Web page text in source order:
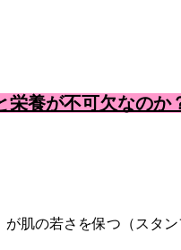
栄養が不可欠なのか
肌の若さを保つ（スタン